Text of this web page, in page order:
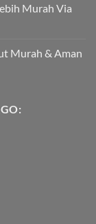
Murah Via
Murah & Aman